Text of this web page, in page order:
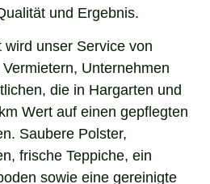
und Ergebnis.
unser Service von
Unternehmen
die in Hargarten und
Wert auf einen gepflegten
Saubere Polster,
frische Teppiche, ein
sowie eine gereinigte